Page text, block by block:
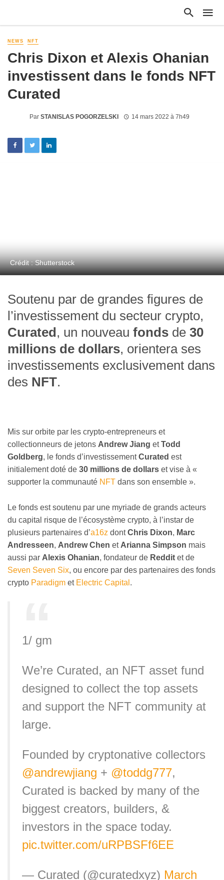
NEWS NFT
Chris Dixon et Alexis Ohanian
investissent dans le fonds NFT
Curated
Par STANISLAS POGORZELSKI 14 mars 2022 à 7h49
Crédit : Shutterstock
Soutenu par de grandes figures de
l’investissement du secteur crypto,
Curated , un nouveau fonds de 30
millions de dollars, orientera ses
investissements exclusivement dans
des NFT.
Mis sur orbite par les crypto-entrepreneurs et
collectionneurs de jetons Andrew Jiang etTodd
Goldberg, le fonds d’investissementCurated est
initialement doté de 30 millions de dollars et vise à «
supporter la communauté NFT dans son ensemble ».
Le fonds est soutenu par une myriade de grands acteurs
du capital risque de l’écosystème crypto, à l’instar de
plusieurs partenaires d’a16z dontChris Dixon, Marc
Andresseen, Andrew Chen et Arianna Simpson mais
aussi par Alexis Ohanian, fondateur de Reddit et de
Seven Seven Six, ou encore par des partenaires des fonds
crypto Paradigm et Electric Capital .
1/ gm
We’re Curated, an NFT asset fund
designed to collect the top assets
and support the NFT community at
large.
Founded by cryptonative collectors
@andrewjiang + @toddg777,
Curated is backed by many of the
biggest creators, builders, &
investors in the space today.
pic.twitter.com/uRPBSFf6EE
— Curated (@curatedxyz) March